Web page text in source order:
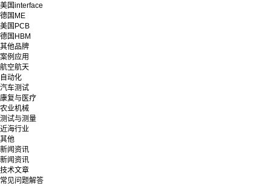
美国interface
德国ME
美国PCB
德国HBM
其他品牌
案例应用
航空航天
自动化
汽车测试
康复与医疗
农业机械
测试与测量
近海行业
其他
新闻资讯
新闻资讯
技术文章
常见问题解答